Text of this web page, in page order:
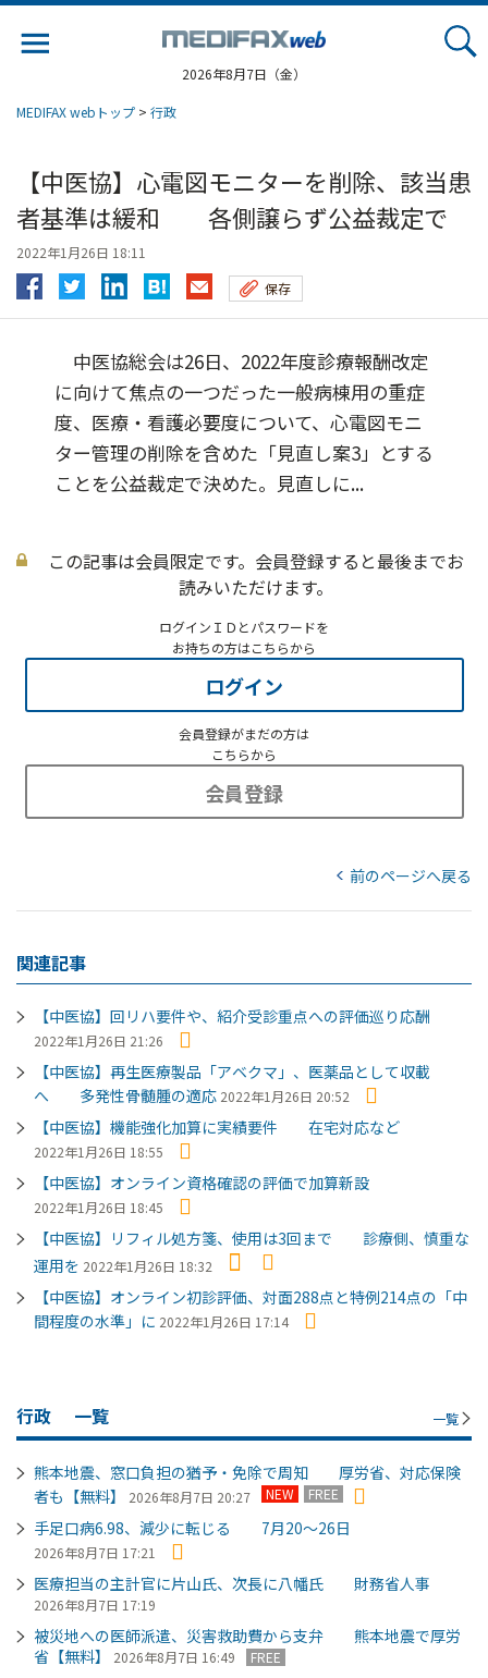
2026年8月7日（金）
MEDIFAX webトップ > 行政
【中医協】心電図モニターを削除、該当患
者基準は緩和 各側譲らず公益裁定で
2022年1月26日 18:11
保存
中医協総会は26日、2022年度診療報酬改定
に向けて焦点の一つだった一般病棟用の重症
度、医療・看護必要度について、心電図モニ
ター管理の削除を含めた「見直し案3」とする
ことを公益裁定で決めた。見直しに...
この記事は会員限定です。会員登録すると最後までお
読みいただけます。
ログインＩＤとパスワードを
お持ちの方はこちらから
ログイン
会員登録がまだの方は
こちらから
会員登録
前のページへ戻る
関連記事
【中医協】回リハ要件や、紹介受診重点への評価巡り応酬
2022年1月26日 21:26
【中医協】再生医療製品「アベクマ」、医薬品として収載
へ 多発性骨髄腫の適応 2022年1月26日 20:52
【中医協】機能強化加算に実績要件 在宅対応など
2022年1月26日 18:55
【中医協】オンライン資格確認の評価で加算新設
2022年1月26日 18:45
【中医協】リフィル処方箋、使用は3回まで 診療側、慎重な
運用を 2022年1月26日 18:32
【中医協】オンライン初診評価、対面288点と特例214点の「中
間程度の水準」に 2022年1月26日 17:14
行政 一覧 一覧
熊本地震、窓口負担の猶予・免除で周知 厚労省、対応保険
者も【無料】
2026年8月7日 20:27 NEW FREE
手足口病6.98、減少に転じる 7月20～26日
2026年8月7日 17:21
医療担当の主計官に片山氏、次長に八幡氏 財務省人事
2026年8月7日 17:19
被災地への医師派遣、災害救助費から支弁 熊本地震で厚労
省【無料】
2026年8月7日 16:49 FREE